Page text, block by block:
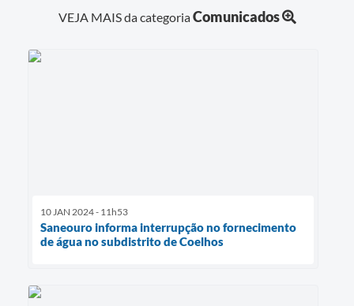
VEJA MAIS da categoriaComunicados
10 JAN 2024 - 11h53
Saneouro informa interrupção no fornecimento
de água no subdistrito de Coelhos